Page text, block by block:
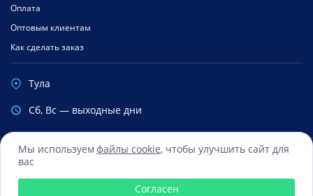
Мы используем файлы cookie, чтобы улучшить сайт для
вас
Согласен
Оплата
Оптовым клиентам
Как сделать заказ
Тула
Cб, Вс — выходные дни
Сбербанк
© 2016 — 2026 Все права зарегистрированы ООО «ФиксМобайл»